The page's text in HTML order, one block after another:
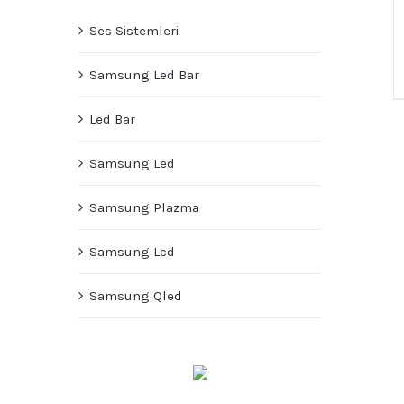
Ses Sistemleri
Samsung Led Bar
Led Bar
Samsung Led
Samsung Plazma
Samsung Lcd
Samsung Qled